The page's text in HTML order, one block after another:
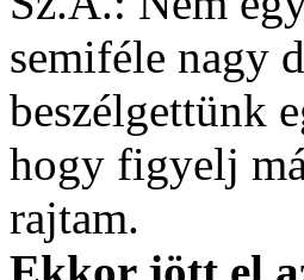
semiféle nagy
beszélgettünk
hogy figyelj
rajtam.